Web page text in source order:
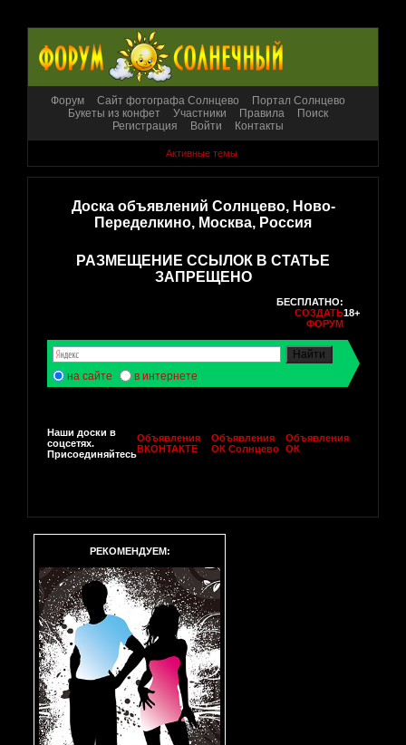
Форум Сайт фотографа Солнцево
Портал Солнцево
Букеты из конфет
Участники Правила
Поиск
Регистрация
Войти Контакты
Активные темы
Доска объявлений Солнцево, Ново-
Переделкино, Москва, Россия
РАЗМЕЩЕНИЕ ССЫЛОК В СТАТЬЕ
ЗАПРЕЩЕНО
БЕСПЛАТНО:
СОЗДАТЬ
ФОРУМ
18+
на сайте в интернете
Наши доски в
соцсетях.
Присоединяйтесь
Объявления
ВКОНТАКТЕ
Объявления
ОК Солнцево
Объявления
ОК
РЕКОМЕНДУЕМ: